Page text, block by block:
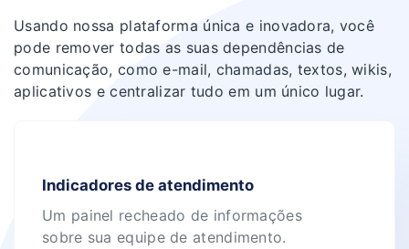
Usando nossa plataforma única e inovadora, você
pode remover todas as suas dependências de
comunicação, como e-mail, chamadas, textos, wikis,
aplicativos e centralizar tudo em um único lugar.
Indicadores de atendimento
Um painel recheado de informações
sobre sua equipe de atendimento.